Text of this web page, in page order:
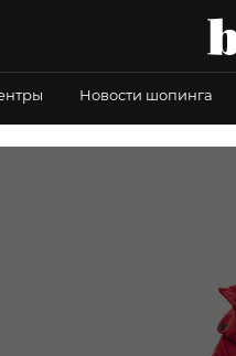
Новости шопинга